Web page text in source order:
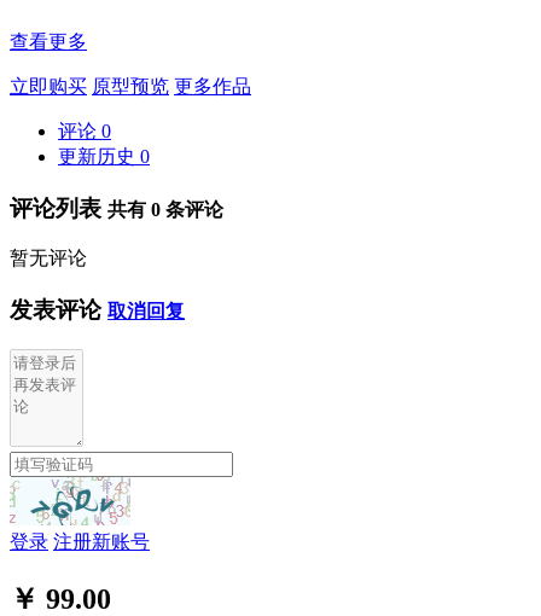
查看更多
立即购买 原型预览 更多作品
评论 0
更新历史 0
评论列表 共有 0 条评论
暂无评论
发表评论 取消回复
登录 注册新账号
￥ 99.00